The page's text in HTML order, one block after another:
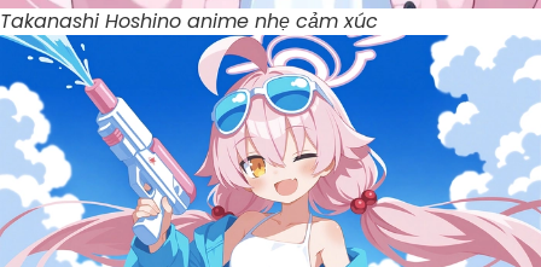
Takanashi Hoshino anime nhẹ cảm xúc